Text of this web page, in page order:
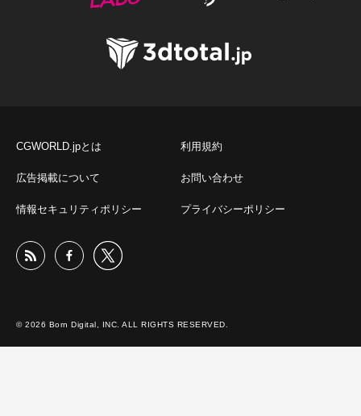
CGWORLD.jpとは 利用規約
広告掲載について お問い合わせ
情報セキュリティポリシー プライバシーポリシー
© 2026 Born Digital, INC. ALL RIGHTS RESERVED.